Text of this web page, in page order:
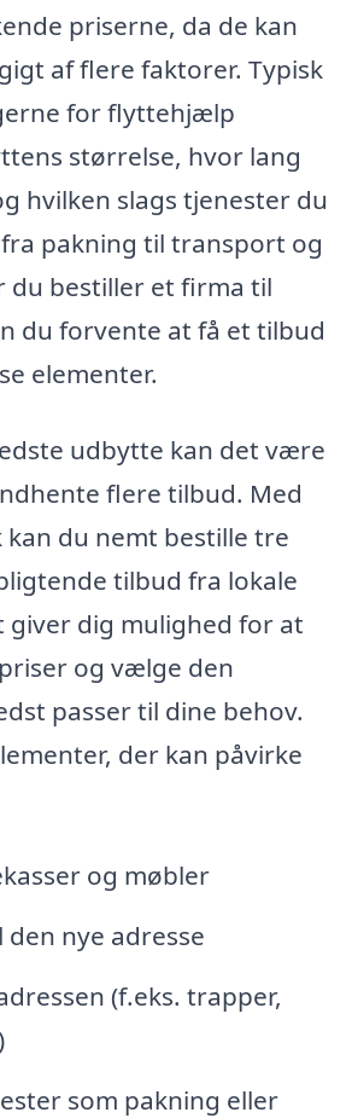
priserne, da de kan
af flere faktorer. Typisk
for flyttehjælp
størrelse, hvor lang
hvilken slags tjenester du
pakning til transport og
du bestiller et firma til
du forvente at få et tilbud
elementer.
udbytte kan det være
flere tilbud. Med
du nemt bestille tre
tilbud fra lokale
giver dig mulighed for at
og vælge den
passer til dine behov.
der kan påvirke
og møbler
den nye adresse
(f.eks. trapper,
som pakning eller